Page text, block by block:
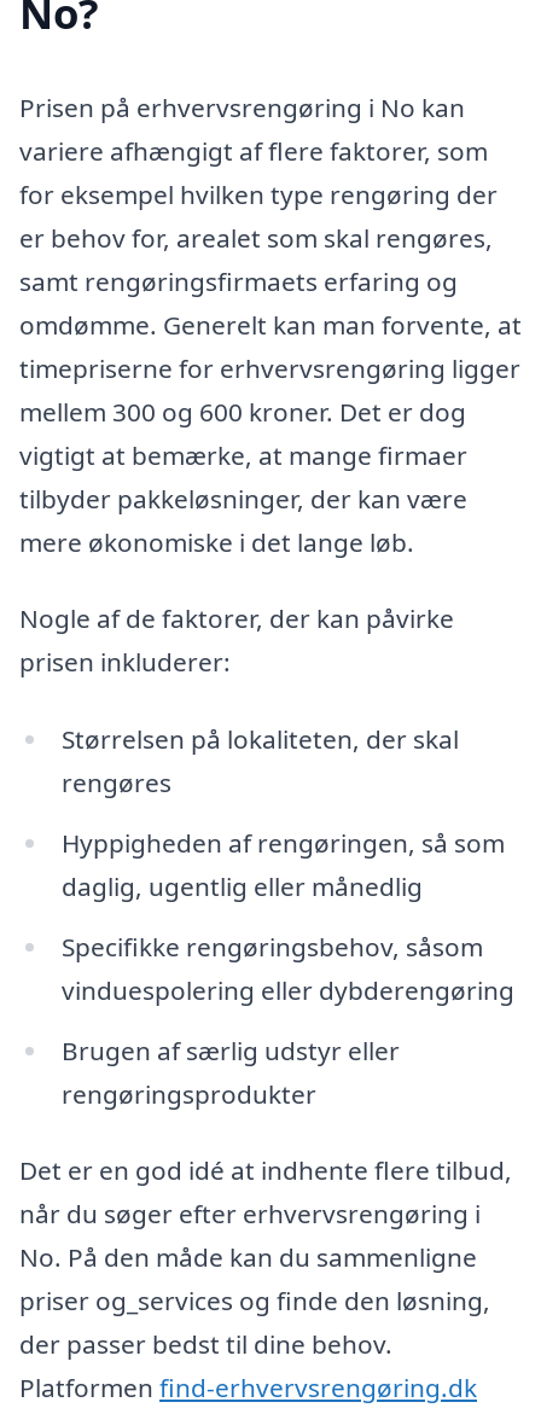
No?
Prisen på erhvervsrengøring i No kan
variere afhængigt af flere faktorer, som
for eksempel hvilken type rengøring der
er behov for, arealet som skal rengøres,
samt rengøringsfirmaets erfaring og
omdømme. Generelt kan man forvente, at
timepriserne for erhvervsrengøring ligger
mellem 300 og 600 kroner. Det er dog
vigtigt at bemærke, at mange firmaer
tilbyder pakkeløsninger, der kan være
mere økonomiske i det lange løb.
Nogle af de faktorer, der kan påvirke
prisen inkluderer:
Størrelsen på lokaliteten, der skal
rengøres
Hyppigheden af rengøringen, så som
daglig, ugentlig eller månedlig
Specifikke rengøringsbehov, såsom
vinduespolering eller dybderengøring
Brugen af særlig udstyr eller
rengøringsprodukter
Det er en god idé at indhente flere tilbud,
når du søger efter erhvervsrengøring i
No. På den måde kan du sammenligne
priser og_services og finde den løsning,
der passer bedst til dine behov.
Platformen find-erhvervsrengøring.dk